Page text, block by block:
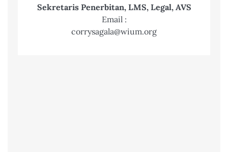
Sekretaris Penerbitan, LMS, Legal, AVS
Email :
corrysagala@wium.org